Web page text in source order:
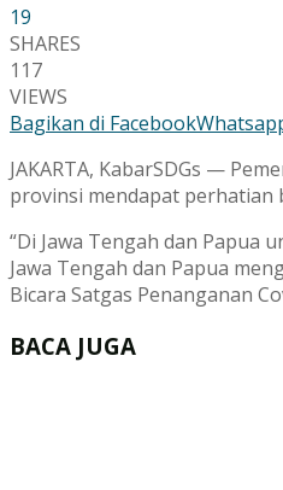
19
SHARES
117
VIEWS
Bagikan di Facebook
JAKARTA, KabarSDGs —
provinsi mendapat perhatian
“Di Jawa Tengah dan Papua
Jawa Tengah dan Papua
Bicara Satgas Penanganan
BACA JUGA